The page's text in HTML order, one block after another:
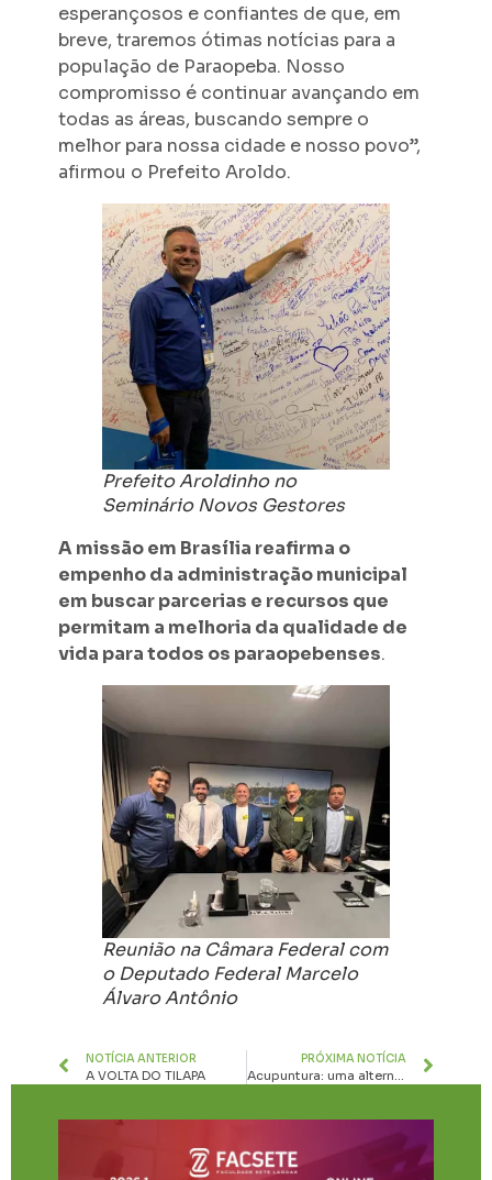
esperançosos e confiantes de que, em
breve, traremos ótimas notícias para a
população de Paraopeba. Nosso
compromisso é continuar avançando em
todas as áreas, buscando sempre o
melhor para nossa cidade e nosso povo”,
afirmou o Prefeito Aroldo.
Prefeito Aroldinho no
Seminário Novos Gestores
A missão em Brasília reafirma o
empenho da administração municipal
em buscar parcerias e recursos que
permitam a melhoria da qualidade de
vida para todos os paraopebenses.
Reunião na Câmara Federal com
o Deputado Federal Marcelo
Álvaro Antônio
NOTÍCIA ANTERIOR
A VOLTA DO TILAPA
PRÓXIMA NOTÍCIA
Acupuntura: uma alternativa para dores de cabeça persistentes